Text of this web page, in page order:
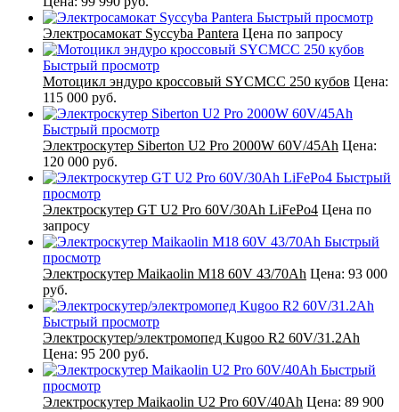
Быстрый просмотр
Электросамокат Syccyba Pantera Цена по запросу
Быстрый просмотр
Мотоцикл эндуро кроссовый SYCMCC 250 кубов Цена:
115 000 руб.
Быстрый просмотр
Электроскутер Siberton U2 Pro 2000W 60V/45Ah Цена:
120 000 руб.
Быстрый
просмотр
Электроскутер GT U2 Pro 60V/30Ah LiFePo4 Цена по
запросу
Быстрый
просмотр
Электроскутер Maikaolin M18 60V 43/70Ah Цена: 93 000
руб.
Быстрый просмотр
Электроскутер/электромопед Kugoo R2 60V/31.2Ah
Цена: 95 200 руб.
Быстрый
просмотр
Электроскутер Maikaolin U2 Pro 60V/40Ah Цена: 89 900